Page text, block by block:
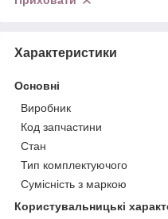
Характеристики
Основні
Виробник
Код запчастини
Стан
Тип комплектуючого
Сумісність з маркою
Користувальницькі